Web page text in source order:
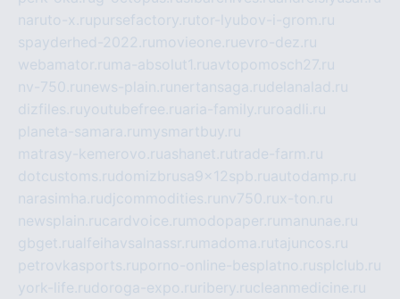
naruto-x.rupursefactory.rutor-lyubov-i-grom.ru
spayderhed-2022.ru movieone.ruevro-dez.ru
webamator.ru ma-absolut1.ruavtopomosch27.ru
nv-750.ru news-plain.ru nertansaga.rudelanalad.ru
dizfiles.ruyoutubefree.ruaria-family.ru roadli.ru
planeta-samara.ru mysmartbuy.ru
matrasy-kemerovo.ruashanet.rutrade-farm.ru
dotcustoms.rudomizbrusa9x12spb.ruautodamp.ru
narasimha.rudjcommodities.ru nv750.rux-ton.ru
newsplain.rucardvoice.ru modopaper.ru manunae.ru
gbget.rualfeihavsalnassr.ru madoma.rutajuncos.ru
petrovkasports.ruporno-online-besplatno.rusplclub.ru
york-life.rudoroga-expo.ru ribery.rucleanmedicine.ru